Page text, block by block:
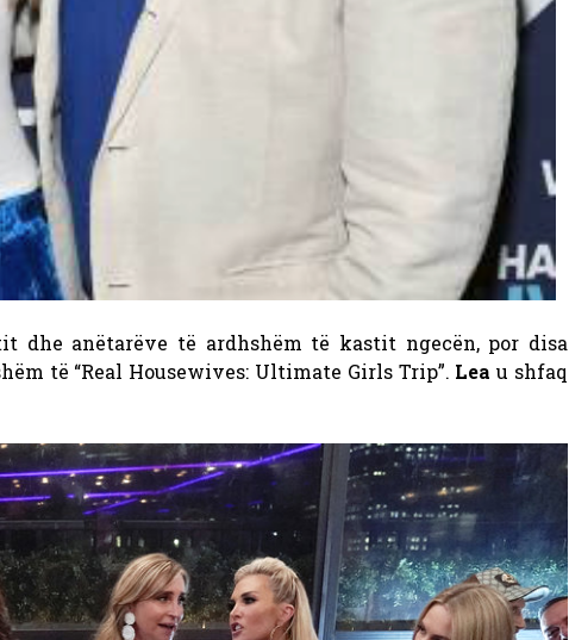
dhe anëtarëve të ardhshëm të kastit ngecën, por disa
të “Real Housewives: Ultimate Girls Trip”. Lea u shfaq